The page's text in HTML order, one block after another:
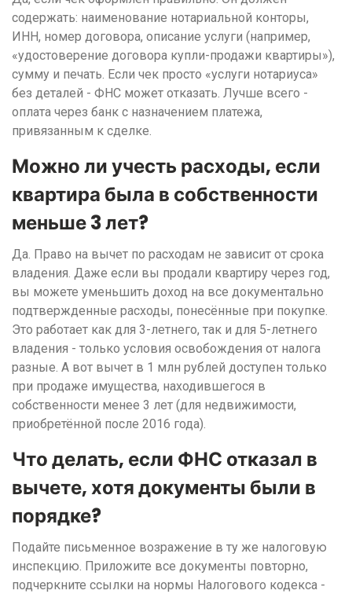
содержать: наименование нотариальной конторы,
ИНН, номер договора, описание услуги (например,
«удостоверение договора купли-продажи квартиры»),
сумму и печать. Если чек просто «услуги нотариуса»
без деталей - ФНС может отказать. Лучше всего -
оплата через банк с назначением платежа,
привязанным к сделке.
Можно ли учесть расходы, если
квартира была в собственности
меньше 3 лет?
Да. Право на вычет по расходам не зависит от срока
владения. Даже если вы продали квартиру через год,
вы можете уменьшить доход на все документально
подтвержденные расходы, понесённые при покупке.
Это работает как для 3-летнего, так и для 5-летнего
владения - только условия освобождения от налога
разные. А вот вычет в 1 млн рублей доступен только
при продаже имущества, находившегося в
собственности менее 3 лет (для недвижимости,
приобретённой после 2016 года).
Что делать, если ФНС отказал в
вычете, хотя документы были в
порядке?
Подайте письменное возражение в ту же налоговую
инспекцию. Приложите все документы повторно,
подчеркните ссылки на нормы Налогового кодекса -